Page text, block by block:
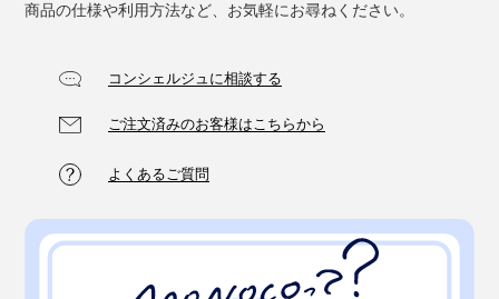
商品の仕様や利用方法など、お気軽にお尋ねください。
コンシェルジュに相談する
ご注文済みのお客様はこちらから
よくあるご質問